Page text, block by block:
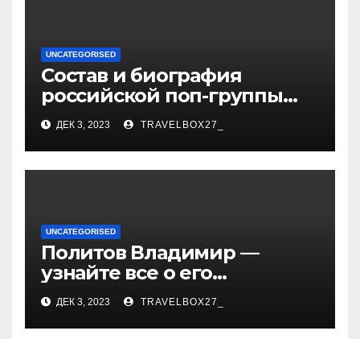
UNCATEGORISED
Состав и биография
российской поп-группы
«Иванушки интернешнл»
— история успеха, музыка
и судьбы участников
ДЕК 3, 2023 TRAVELBOX27_
UNCATEGORISED
Политов Владимир —
узнайте все о его
биографии, возрасте и
впечатляющих
достижениях!
ДЕК 3, 2023 TRAVELBOX27_